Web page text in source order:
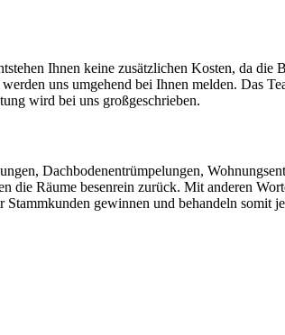
Ihnen keine zusätzlichen Kosten, da die
uns umgehend bei Ihnen melden. Das
wird bei uns großgeschrieben.
Dachbodenentrümpelungen,
die Räume besenrein zurück. Mit anderen
gewinnen und behandeln somit